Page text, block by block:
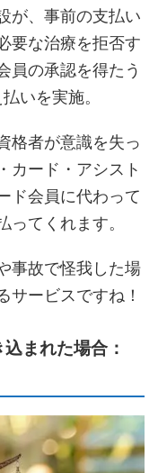
が、事前の支払い
要な治療を拒否す
員の承認を得たう
いを実施。
格者が意識を失っ
カード・アシスト
ド会員に代わって
ってくれます。
事故で怪我した場
サービスですね！
まれた場合：